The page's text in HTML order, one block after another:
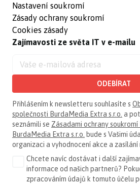
Nastavení soukromí
Zásady ochrany soukromí
Cookies zásady
Zajímavosti ze světa IT v e-mailu
ODEBÍRAT
Přihlášením k newsletteru souhlasíte s
společnosti BurdaMedia Extra s.r.o. a
seznámili se Zásadami ochrany
BurdaMedia Extra s.r.o. bude s Vašimi
organizaci a vyhodnocení akce a zasílání
Chcete navíc dostávat i další
informace od našich partnerů?
zpracováním údajů k tomuto účelu